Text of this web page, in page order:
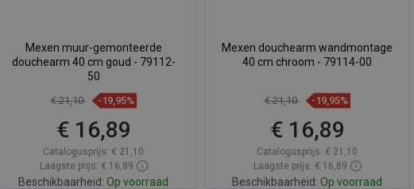
Mexen muur-gemonteerde
douchearm 40 cm goud - 79112-
50
€ 21,10 -19,95%
€ 16,89
Catalogusprijs: € 21,10
Laagste prijs: € 16,89
Beschikbaarheid: Op voorraad
Mexen douchearm wandmontage
40 cm chroom - 79114-00
€ 21,10 -19,95%
€ 16,89
Catalogusprijs: € 21,10
Laagste prijs: € 16,89
Beschikbaarheid: Op voorraad